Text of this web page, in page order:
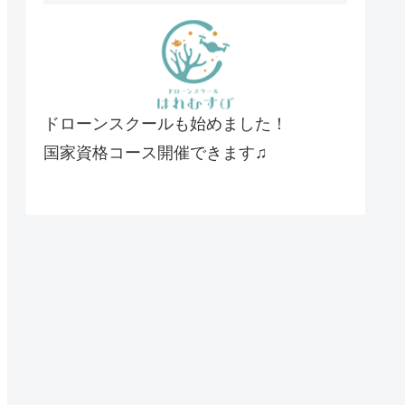
ドローンスクールも始めました！
国家資格コース開催できます♫